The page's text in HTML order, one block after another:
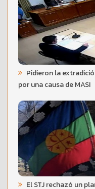
Pidieron la
por una causa de MASI
El STJ rechazó un